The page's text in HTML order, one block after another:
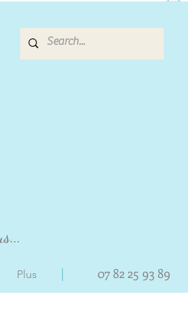
Plus | 07 82 25 93 89